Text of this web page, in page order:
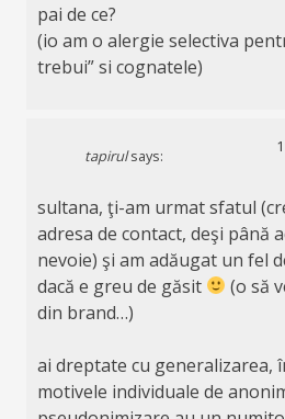
pai de ce?
(io am o alergie selectiva
trebui” si cognatele)
tapirul says:
sultana, ţi-am urmat sfatul
adresa de contact, deşi până
nevoie) şi am adăugat un fel
dacă e greu de găsit
(o să
din brand…)
ai dreptate cu generalizarea,
motivele individuale de